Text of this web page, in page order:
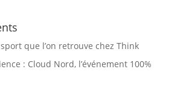
que l’on retrouve chez Think
: Cloud Nord, l’événement 100%